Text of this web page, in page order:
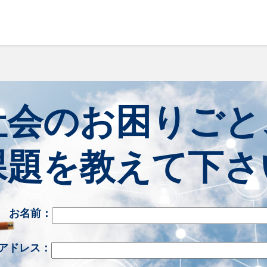
のお困りご
を教えて下
お名前：
ドレス：